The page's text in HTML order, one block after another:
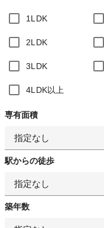
1LDK
2LDK
3LDK
4LDK以上
専有面積
指定なし
駅からの徒歩
指定なし
築年数